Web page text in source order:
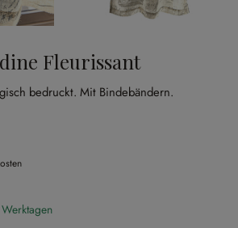
Fleurissant
bedruckt. Mit Bindebändern.